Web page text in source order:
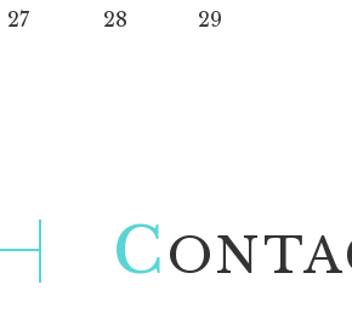
27 28 29
C